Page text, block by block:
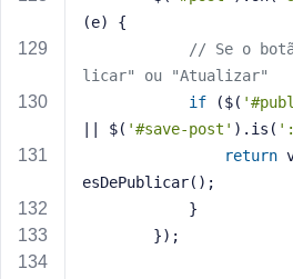
(e)
{
// Se o
licar" ou "Atualizar"
if ($(
|| $( '#save-post' ).is(
return
esDePublicar();
            }
        });